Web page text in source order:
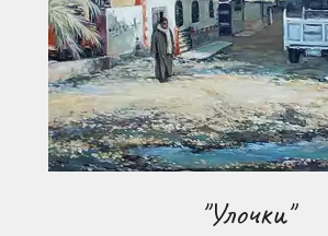
"Улочки"